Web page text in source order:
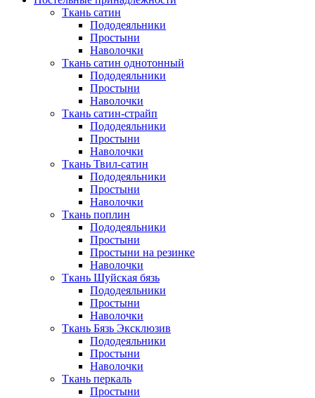
Ткань сатин
Пододеяльники
Простыни
Наволочки
Ткань сатин однотонный
Пододеяльники
Простыни
Наволочки
Ткань сатин-страйп
Пододеяльники
Простыни
Наволочки
Ткань Твил-сатин
Пододеяльники
Простыни
Наволочки
Ткань поплин
Пододеяльники
Простыни
Простыни на резинке
Наволочки
Ткань Шуйская бязь
Пододеяльники
Простыни
Наволочки
Ткань Бязь Эксклюзив
Пододеяльники
Простыни
Наволочки
Ткань перкаль
Простыни